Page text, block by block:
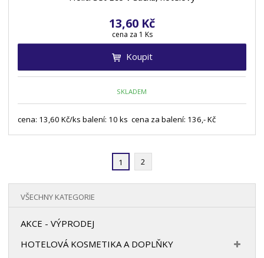
13,60 Kč
cena za 1 Ks
Koupit
SKLADEM
cena: 13,60 Kč/ks balení: 10 ks cena za balení: 136,- Kč
1 2
VŠECHNY KATEGORIE
AKCE - VÝPRODEJ
HOTELOVÁ KOSMETIKA A DOPLŇKY